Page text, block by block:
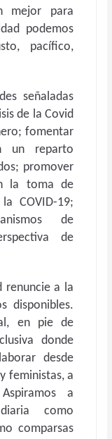
mejor para
podemos
pacífico,
señaladas
de la Covid
fomentar
un reparto
promover
la toma de
COVID-19;
de
de
renuncie a la
disponibles.
en pie de
donde
desde
feministas, a
a
como
comparsas